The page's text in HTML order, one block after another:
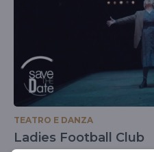
TEATRO E DANZA
Ladies Football Club